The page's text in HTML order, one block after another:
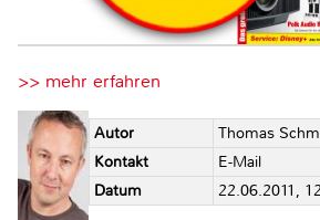
>> mehr erfahren
Autor
Thomas
Kontakt
E-Mail
Datum
22.06.2011,